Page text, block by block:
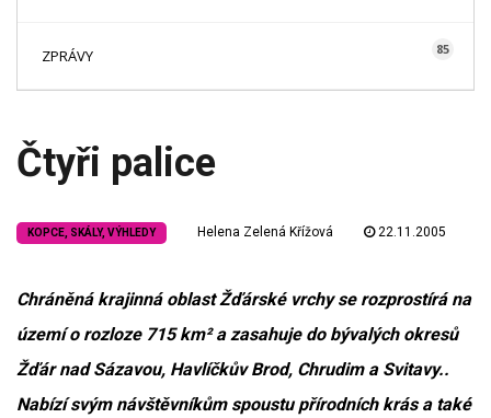
ZPRÁVY 85
Čtyři palice
KOPCE, SKÁLY, VÝHLEDY Helena Zelená Křížová 22.11.2005
Chráněná krajinná oblast Žďárské vrchy se rozprostírá na
území o rozloze 715 km² a zasahuje do bývalých okresů
Žďár nad Sázavou, Havlíčkův Brod, Chrudim a Svitavy..
Nabízí svým návštěvníkům spoustu přírodních krás a také